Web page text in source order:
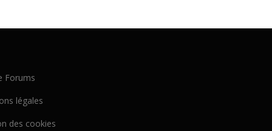
Forums
légales
des cookies